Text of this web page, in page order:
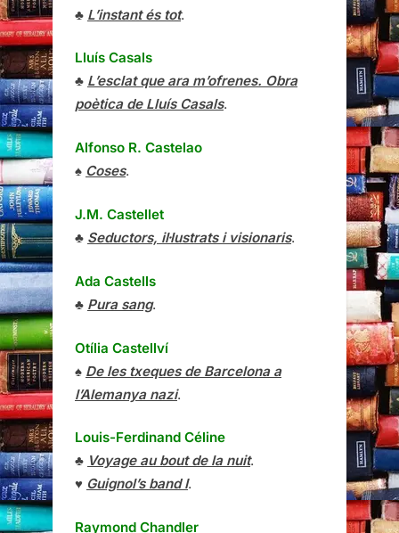
♣ L’instant és tot.
Lluís Casals
♣ L’esclat que ara m’ofrenes. Obra
poètica de Lluís Casals.
Alfonso R. Castelao
♠ Coses.
J.M. Castellet
♣ Seductors, il·lustrats i visionaris.
Ada Castells
♣ Pura sang.
Otília Castellví
♠ De les txeques de Barcelona a
l’Alemanya nazi.
Louis-Ferdinand Céline
♣ Voyage au bout de la nuit.
♥ Guignol’s band I.
Raymond Chandler